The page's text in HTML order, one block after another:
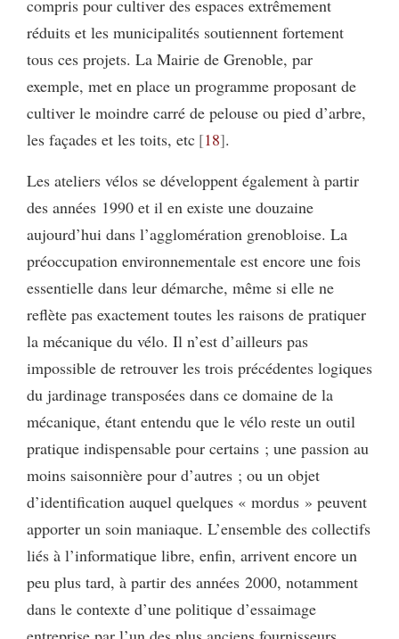
compris pour cultiver des espaces extrêmement
réduits et les municipalités soutiennent fortement
tous ces projets. La Mairie de Grenoble, par
exemple, met en place un programme proposant de
cultiver le moindre carré de pelouse ou pied d’arbre,
les façades et les toits, etc 18 .
Les ateliers vélos se développent également à partir
des années 1990 et il en existe une douzaine
aujourd’hui dans l’agglomération grenobloise. La
préoccupation environnementale est encore une fois
essentielle dans leur démarche, même si elle ne
reflète pas exactement toutes les raisons de pratiquer
la mécanique du vélo. Il n’est d’ailleurs pas
impossible de retrouver les trois précédentes logiques
du jardinage transposées dans ce domaine de la
mécanique, étant entendu que le vélo reste un outil
pratique indispensable pour certains ; une passion au
moins saisonnière pour d’autres ; ou un objet
d’identification auquel quelques « mordus » peuvent
apporter un soin maniaque. L’ensemble des collectifs
liés à l’informatique libre, enfin, arrivent encore un
peu plus tard, à partir des années 2000, notamment
dans le contexte d’une politique d’essaimage